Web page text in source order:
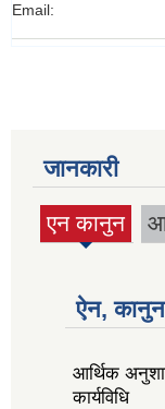
Email:
जानकारी
एन कानुन
(active
ऐन, कानुन
आर्थिक
कार्यविधि